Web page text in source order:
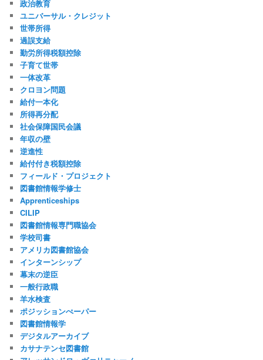
政治教育
ユニバーサル・クレジット
世帯所得
過誤支給
勤労所得税額控除
子育て世帯
一体改革
クロヨン問題
給付一本化
所得再分配
社会保障国民会議
年収の壁
逆進性
給付付き税額控除
フィールド・プロジェクト
図書館情報学修士
Apprenticeships
CILIP
図書館情報専門職協会
学校司書
アメリカ図書館協会
インターンシップ
幕末の逆臣
一般行政職
羊水検査
ポジッションぺーパー
図書館情報学
デジタルアーカイブ
カサナテンセ図書館